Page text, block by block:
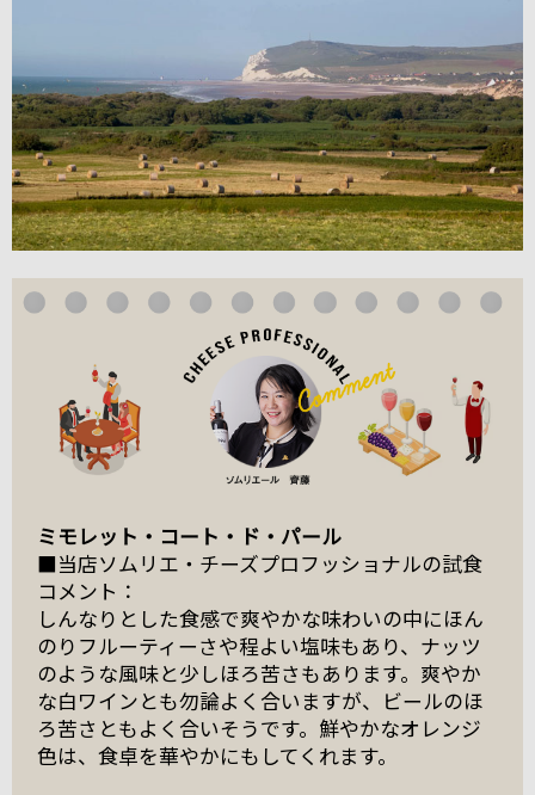
ミモレット・コート・ド・パール
■当店ソムリエ・チーズプロフッショナルの試食
コメント：
しんなりとした食感で爽やかな味わいの中にほん
のりフルーティーさや程よい塩味もあり、ナッツ
のような風味と少しほろ苦さもあります。爽やか
な白ワインとも勿論よく合いますが、ビールのほ
ろ苦さともよく合いそうです。鮮やかなオレンジ
色は、食卓を華やかにもしてくれます。